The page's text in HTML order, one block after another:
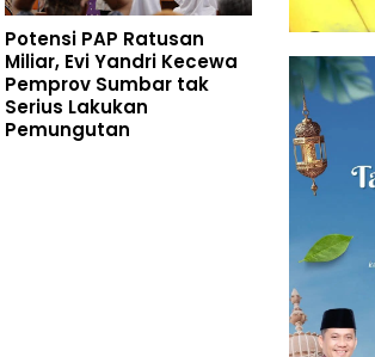
Potensi PAP Ratusan
Miliar, Evi Yandri Kecewa
Pemprov Sumbar tak
Serius Lakukan
Pemungutan